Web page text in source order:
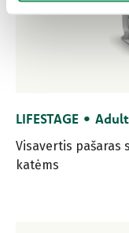
LIFESTAGE •
Visavertis pašaras
katėms